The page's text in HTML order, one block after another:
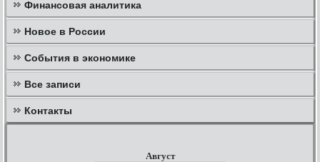
Финансовая аналитика
Новое в России
События в экономике
Все записи
Контакты
Август